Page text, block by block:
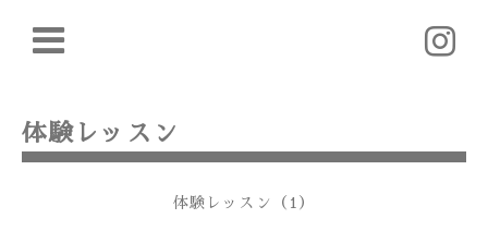
体験レッスン
体験レッスン（1）